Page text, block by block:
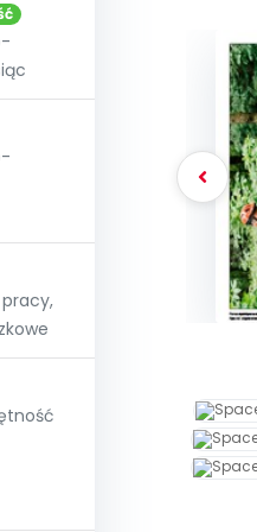
Strefy,
Akademia
E-
∞Pakiet
Pełen